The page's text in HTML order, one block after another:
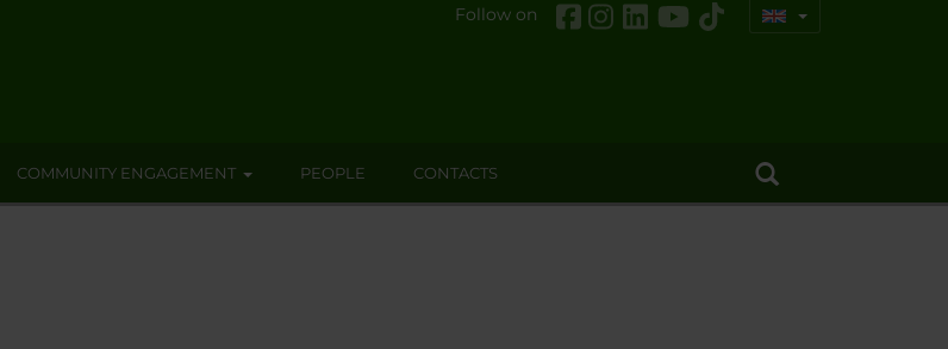
Follow on
COMMUNITY ENGAGEMENT PEOPLE CONTACTS